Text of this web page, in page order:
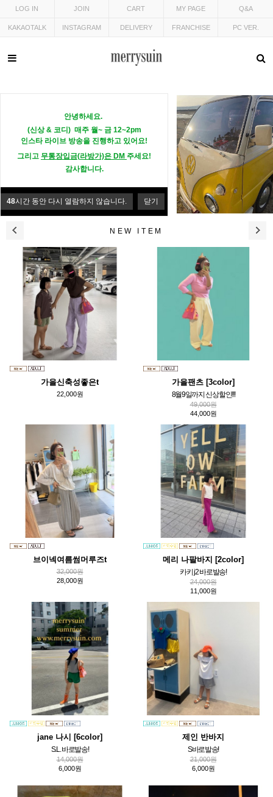
안녕하세요.
(신상 & 코디) 매주 월~ 금 12~2pm
인스타 라이브 방송을 진행하고 있어요!
그리고 무통장입금(라방가)은 DM 주세요!
감사합니다.
48시간 동안 다시 열람하지 않습니다. 닫기
LOG IN JOIN CART MY PAGE Q&A
KAKAOTALK INSTAGRAM DELIVERY FRANCHISE PC VER.
NEW ITEM
가을신축성좋은t
22,000원
가을팬츠 [3color]
8월9일까지 신상할인!!!
49,000원
44,000원
브이넥여름썸머루즈t
32,000원
28,000원
메리 나팔바지 [2color]
카키 j2 바로발송!
24,000원
11,000원
jane 나시 [6color]
S.L. 바로발송!
14,000원
6,000원
제인 반바지
S바로발송!
21,000원
6,000원